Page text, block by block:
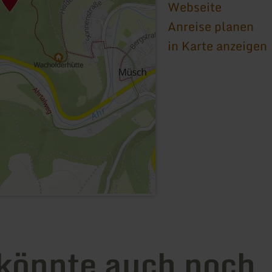
Webseite
Anreise planen
in Karte anzeigen